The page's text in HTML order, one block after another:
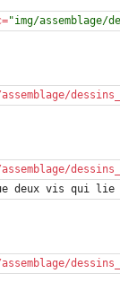
="img/assemblage/